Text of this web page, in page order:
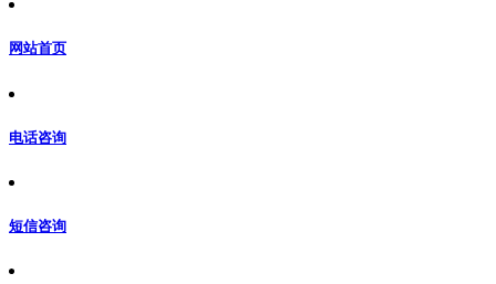
网站首页
电话咨询
短信咨询